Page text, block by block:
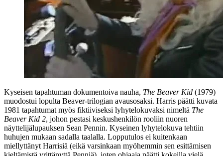
Kyseisen tapahtuman dokumentoiva nauha, The Beaver Kid (1979)
muodostui lopulta Beaver-trilogian avausosaksi. Harris päätti kuvata
1981 tapahtumat myös fiktiiviseksi lyhytelokuvaksi nimeltä The
Beaver Kid 2, johon pestasi keskushenkilön rooliin nuoren
näyttelijälupauksen Sean Pennin. Kyseinen lyhytelokuva tehtiin
huhujen mukaan sadalla taalalla. Lopputulos ei kuitenkaan
miellyttänyt Harrisiä (eikä varsinkaan myöhemmin sen esittämisen